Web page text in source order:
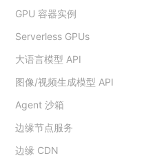
GPU 容器实例
Serverless GPUs
大语言模型 API
图像/视频生成模型 API
Agent 沙箱
边缘节点服务
边缘 CDN